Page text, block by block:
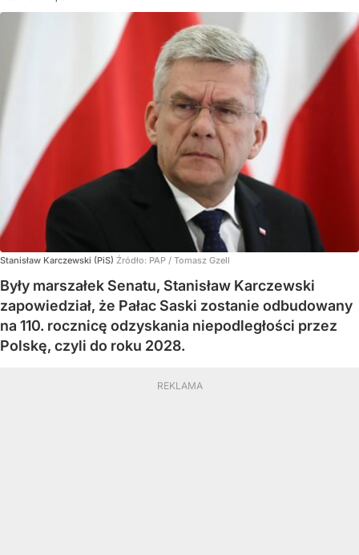
Stanisław Karczewski (PiS) Źródło: PAP / Tomasz Gzell
Były marszałek Senatu, Stanisław Karczewski
zapowiedział, że Pałac Saski zostanie odbudowany
na 110. rocznicę odzyskania niepodległości przez
Polskę, czyli do roku 2028.